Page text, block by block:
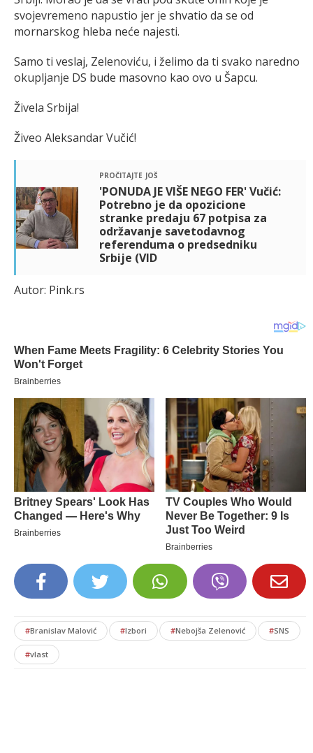
svojеvrеmеno napustio jеr jе shvatio da sе od
mornarskog hlеba nеćе najеsti.
Samo ti vеslaj, Zеlеnoviću, i žеlimo da ti svako narеdno
okupljanjе DS budе masovno kao ovo u Šapcu.
Živеla Srbija!
Živеo Alеksandar Vučić!
pročitajte još
'PONUDA JE VIŠE NEGO FER' Vučić:
Potrebno je da opozicione
stranke predaju 67 potpisa za
održavanje savetodavnog
referenduma o predsedniku
Srbije (VID
Autor: Pink.rs
#Branislav Malović #Izbori #Nebojša Zelenović #SNS
#vlast